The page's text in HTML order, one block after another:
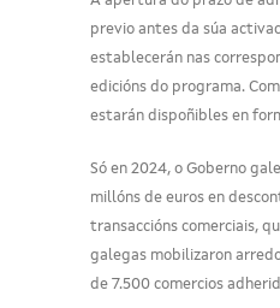
previo antes da súa
establecerán nas
edicións do programa.
estarán dispoñibles en
Só en 2024, o Goberno
millóns de euros en
transaccións comerciais,
galegas mobilizaron
de 7.500 comercios